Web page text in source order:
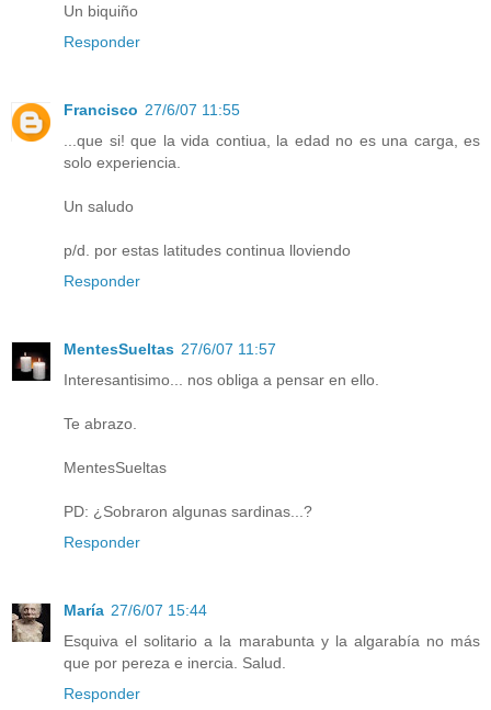
Un biquiño
Responder
Francisco 27/6/07 11:55
...que si! que la vida contiua, la edad no es una carga, es
solo experiencia.
Un saludo
p/d. por estas latitudes continua lloviendo
Responder
MentesSueltas 27/6/07 11:57
Interesantisimo... nos obliga a pensar en ello.
Te abrazo.
MentesSueltas
PD: ¿Sobraron algunas sardinas...?
Responder
María 27/6/07 15:44
Esquiva el solitario a la marabunta y la algarabía no más
que por pereza e inercia. Salud.
Responder